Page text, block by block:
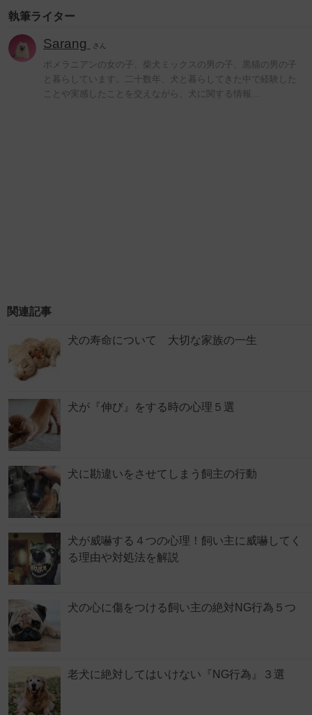
執筆ライター
Sarang さん
ポメラニアンの女の子、柴犬ミックスの男の子、黒猫の男の子
と暮らしています。二十数年、犬と暮らしてきた中で経験した
ことや実感したことを交えながら、犬に関する情報…
関連記事
犬の寿命について 大切な家族の一生
犬が『伸び』をする時の心理５選
犬に勘違いをさせてしまう飼主の行動
犬が威嚇する４つの心理！飼い主に威嚇してく
る理由や対処法を解説
犬の心に傷をつける飼い主の絶対NG行為５つ
老犬に絶対してはいけない『NG行為』３選